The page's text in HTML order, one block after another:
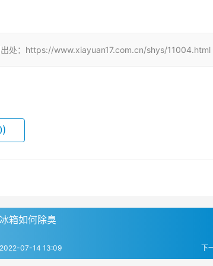
处：https://www.xiayuan17.com.cn/shys/11004.html
冰箱如何除臭
下
2022-07-14 13:09